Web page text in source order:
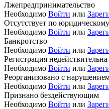
Лжепредпринимательство
Необходимо Войти или
Отсутствует по
Необходимо Войти или
Банкротство
Необходимо Войти или
Регистрация недействительна
Необходимо Войти или
Реорганизовано с
Необходимо Войти или
Признано бездействующим
Необходимо Войти или